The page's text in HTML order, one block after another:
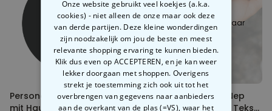
Personalisierbares Poster
mit Haustier Illustration
Binnenkort beschikbaar
Gepersonaliseerde Nep
Tattoos met Foto en Tekst
Onze website gebruikt veel koekjes (a.k.a.
cookies) - niet alleen de onze maar ook deze
van derde partijen. Deze kleine wonderdingen
zijn noodzakelijk om jou de beste en meest
relevante shopping ervaring te kunnen bieden.
Klik dus even op ACCEPTEREN, en je kan weer
lekker doorgaan met shoppen. Overigens
strekt je toestemming zich ook uit tot het
overbrengen van gegevens naar aanbieders
aan de overkant van de plas (=VS), waar het